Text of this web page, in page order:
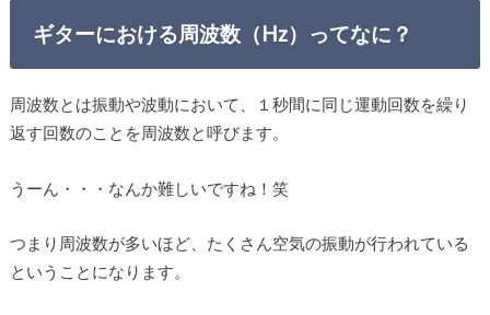
ギターにおける周波数（Hz）ってなに？
周波数とは振動や波動において、１秒間に同じ運動回数を繰り
返す回数のことを周波数と呼びます。
うーん・・・なんか難しいですね！笑
つまり周波数が多いほど、たくさん空気の振動が行われている
ということになります。